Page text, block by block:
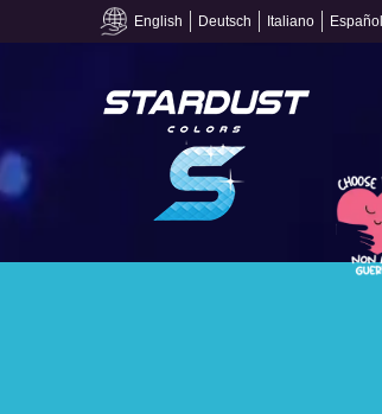
English Deutsch Italiano Español